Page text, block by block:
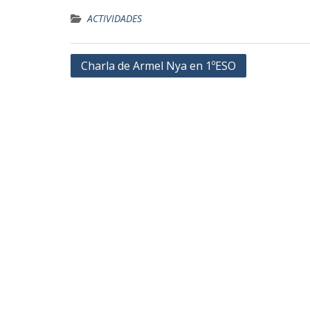
ACTIVIDADES
Navegación
Charla de Armel Nya en 1ºESO